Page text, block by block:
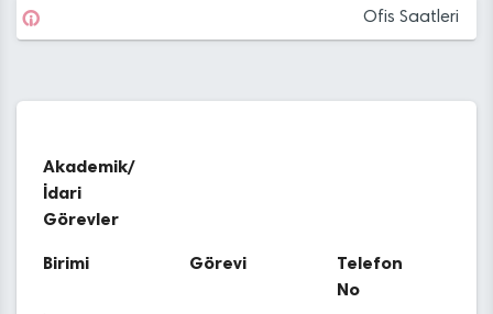
Ofis Saatleri
Akademik/
İdari
Görevler
Birimi Görevi
Telefon
No